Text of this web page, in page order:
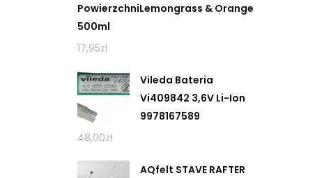
PowierzchniLemongrass & Orange
500ml
17,95zł
Vileda Bateria
Vi409842 3,6V Li-Ion
9978167589
48,00zł
AQfelt STAVE RAFTER